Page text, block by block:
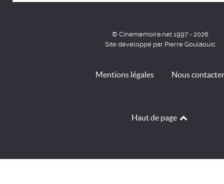
© Cinémémoire.net 1997 - 2026
Site développé par Pierre Goulaouic
Mentions légales Nous contacter
Haut de page